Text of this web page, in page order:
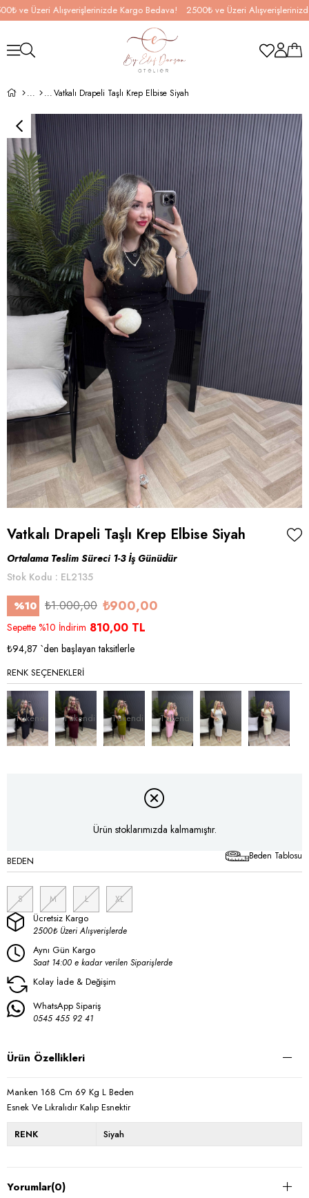
Üzeri Alışverişlerinizde Kargo Bedava! 2500₺ ve Üzeri Alışverişlerinizde
Vatkalı Drapeli Taşlı Krep Elbise Siyah
Vatkalı Drapeli Taşlı Krep Elbise Siyah
Ortalama Teslim Süreci 1-3 İş Günüdür
Stok Kodu
EL2135
%10
İndirim
₺1.000,00 ₺900,00
Sepette %10 İndirim 810,00 TL
₺94,87 `den başlayan taksitlerle
RENK SEÇENEKLERI
Tükendi Tükendi Tükendi Tükendi
Ürün stoklarımızda kalmamıştır.
BEDEN
S M L XL
Beden Tablosu
Ücretsiz Kargo
2500₺ Üzeri Alışverişlerde
Aynı Gün Kargo
Saat 14:00 e kadar verilen Siparişlerde
Kolay İade & Değişim
WhatsApp Sipariş
0545 455 92 41
Ürün Özellikleri
Manken 168 Cm 69 Kg L Beden
Esnek Ve Lıkralıdır Kalıp Esnektir
RENK Siyah
Yorumlar(0)